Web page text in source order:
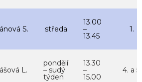
S. středa
13.00
–
13.45
1.
L.
pondělí
– sudý
týden
13.30
–
15.00
4. a 5.